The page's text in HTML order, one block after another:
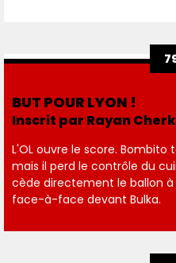
BUT POUR LYON !
Inscrit par Rayan
L'OL ouvre le score.
mais il perd le contrôle du
cède directement le ballon
face-à-face devant Bulka.